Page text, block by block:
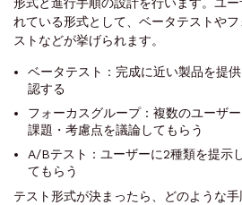
れている形式として、ベータテストや
ストなどが挙げられます。
ベータテスト：完成に近い製品を提
認する
フォーカスグループ：複数のユーザ
課題・考慮点を議論してもらう
A/Bテスト：ユーザーに2種類を提示
てもらう
テスト形式が決まったら、どのような